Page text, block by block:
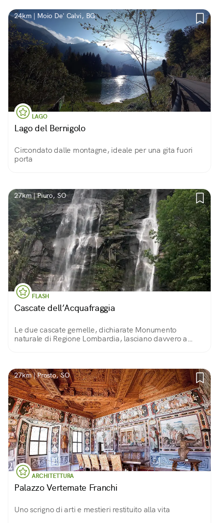
24km | Moio De' Calvi, BG
LAGO
Lago del Bernigolo
Circondato dalle montagne, ideale per una gita fuori
porta
27km | Piuro, SO
FLASH
Cascate dell’Acquafraggia
Le due cascate gemelle, dichiarate Monumento
naturale di Regione Lombardia, lasciano davvero a
27km | Prosto, SO
ARCHITETTURA
Palazzo Vertemate Franchi
Uno scrigno di arti e mestieri restituito alla vita